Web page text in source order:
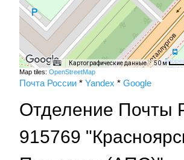
Картографические данные 50 м
Map tiles: OpenStreetMap
Почта России * Yandex * Google
Отделение Почты
915769